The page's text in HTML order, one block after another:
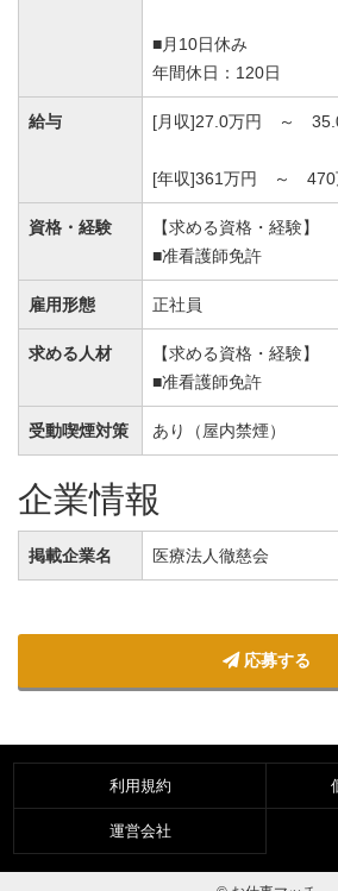
■月10日休み
年間休日：120日
給与 [月収]27.0万円 ～
[年収]361万円 ～ 470
資格・経験
【求める資格・経験】
■准看護師免許
雇用形態 正社員
求める人材
【求める資格・経験】
■准看護師免許
受動喫煙対策 あり（屋内禁煙）
企業情報
掲載企業名 医療法人徹慈会
応募する
利用規約
運営会社